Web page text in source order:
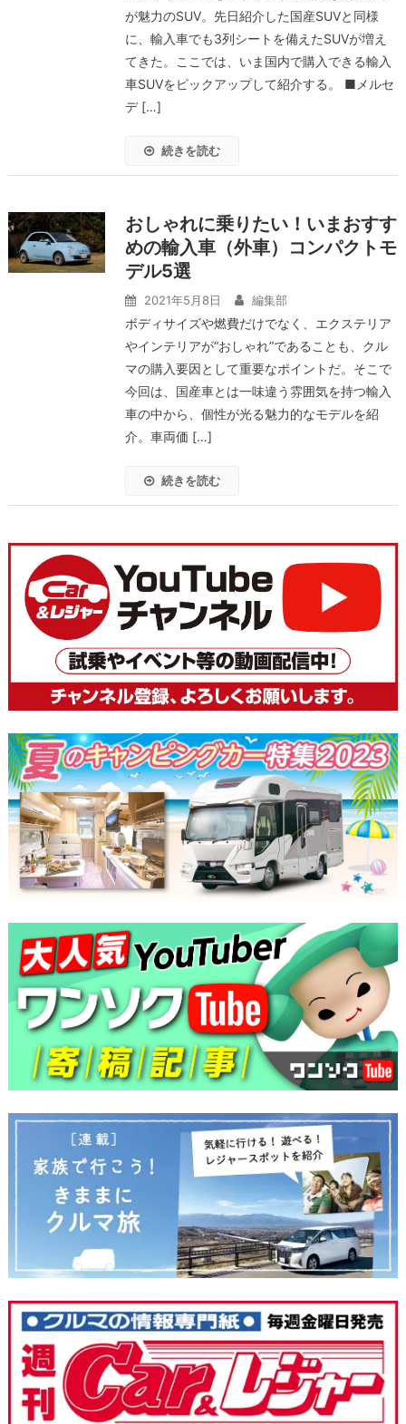
が魅力のSUV。先日紹介した国産SUVと同様
に、輸入車でも3列シートを備えたSUVが増え
てきた。ここでは、いま国内で購入できる輸入
車SUVをピックアップして紹介する。 ■メルセ
デ […]
続きを読む
おしゃれに乗りたい！いまおすす
めの輸入車（外車）コンパクトモ
デル5選
2021年5月8日 編集部
ボディサイズや燃費だけでなく、エクステリア
やインテリアが“おしゃれ”であることも、クル
マの購入要因として重要なポイントだ。そこで
今回は、国産車とは一味違う雰囲気を持つ輸入
車の中から、個性が光る魅力的なモデルを紹
介。車両価 […]
続きを読む